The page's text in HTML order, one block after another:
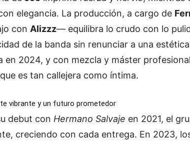
elegancia. La producción, a cargo de
con Alizzz— equilibra lo crudo con lo
de la banda sin renunciar a una
en 2024, y con mezcla y máster
es tan callejera como íntima.
vibrante y un futuro prometedor
debut con Hermano Salvaje en 2021, el
creciendo con cada entrega. En 2023,